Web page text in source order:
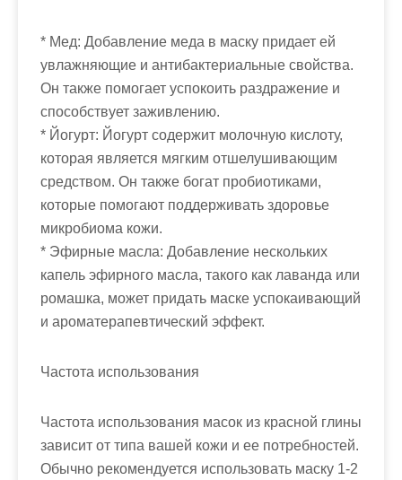
* Мед: Добавление меда в маску придает ей
увлажняющие и антибактериальные свойства.
Он также помогает успокоить раздражение и
способствует заживлению.
* Йогурт: Йогурт содержит молочную кислоту,
которая является мягким отшелушивающим
средством. Он также богат пробиотиками,
которые помогают поддерживать здоровье
микробиома кожи.
* Эфирные масла: Добавление нескольких
капель эфирного масла, такого как лаванда или
ромашка, может придать маске успокаивающий
и ароматерапевтический эффект.
Частота использования
Частота использования масок из красной глины
зависит от типа вашей кожи и ее потребностей.
Обычно рекомендуется использовать маску 1-2